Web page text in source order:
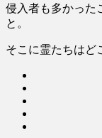
侵入者も多かった
と。
そこに霊たちはど